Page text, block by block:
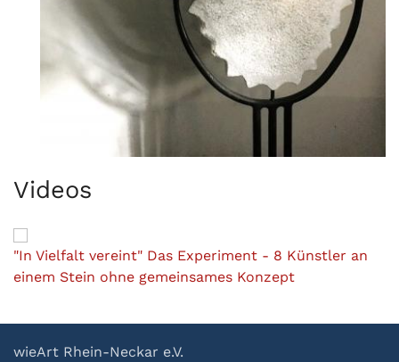
Videos
"In Vielfalt vereint" Das Experiment - 8 Künstler an
einem Stein ohne gemeinsames Konzept
wieArt Rhein-Neckar e.V.